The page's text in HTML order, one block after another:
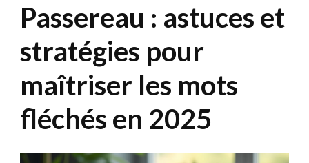
Passereau : astuces et
stratégies pour
maîtriser les mots
fléchés en 2025